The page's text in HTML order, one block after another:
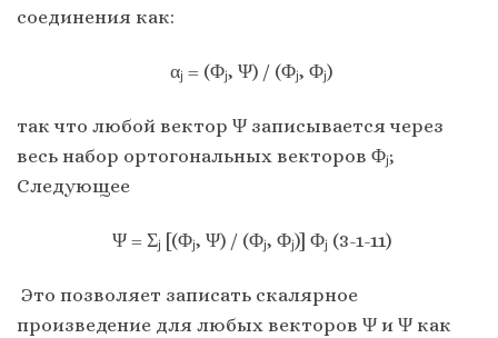
соединения как:
αⱼ = (Φⱼ, Ψ) / (Φⱼ, Φⱼ)
так что любой вектор Ψ записывается через
весь набор ортогональных векторов Φⱼ;
Следующее
Ψ = Σⱼ [(Φⱼ, Ψ) / (Φⱼ, Φⱼ)] Φⱼ (3-1-11)
Это позволяет записать скалярное
произведение для любых векторов Ψ и Ψ как